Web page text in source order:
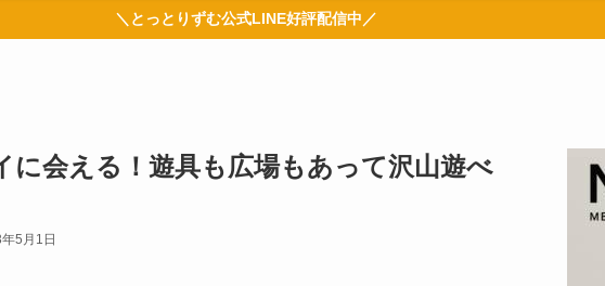
＼とっとりずむ公式LINE好評配信中／
に会える！遊具も広場もあって沢山遊べ
5月1日